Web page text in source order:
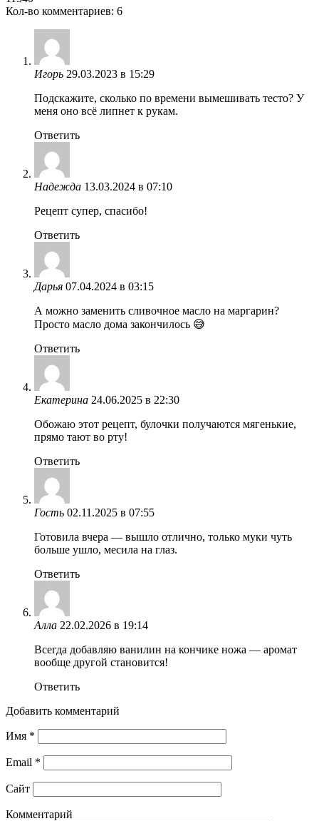
Кол-во комментариев: 6
Игорь 29.03.2023 в 15:29
Подскажите, сколько по времени вымешивать тесто? У
меня оно всё липнет к рукам.
Ответить
Надежда 13.03.2024 в 07:10
Рецепт супер, спасибо!
Ответить
Дарья 07.04.2024 в 03:15
А можно заменить сливочное масло на маргарин?
Просто масло дома закончилось 😅
Ответить
Екатерина 24.06.2025 в 22:30
Обожаю этот рецепт, булочки получаются мягенькие,
прямо тают во рту!
Ответить
Гость 02.11.2025 в 07:55
Готовила вчера — вышло отлично, только муки чуть
больше ушло, месила на глаз.
Ответить
Алла 22.02.2026 в 19:14
Всегда добавляю ванилин на кончике ножа — аромат
вообще другой становится!
Ответить
Добавить комментарий
Имя *
Email *
Сайт
Комментарий